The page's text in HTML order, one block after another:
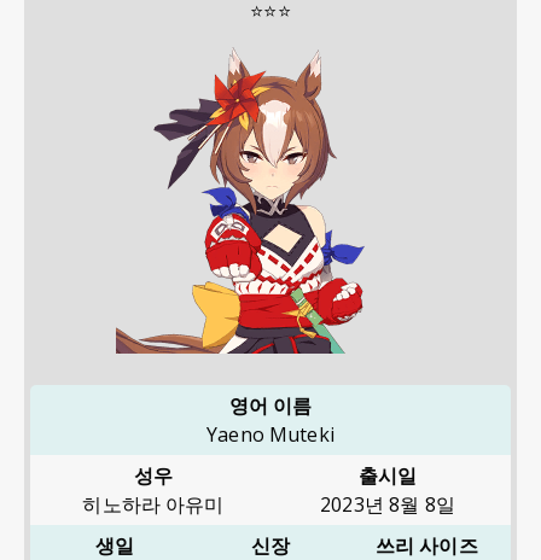
⭐⭐⭐
영어 이름
Yaeno Muteki
성우
히노하라 아유미
출시일
2023년 8월 8일
생일
신장
쓰리 사이즈